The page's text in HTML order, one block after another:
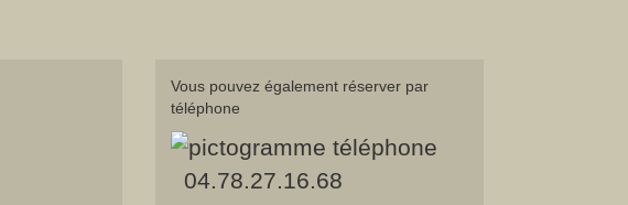
Vous pouvez également réserver par
téléphone
04.78.27.16.68